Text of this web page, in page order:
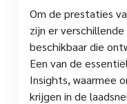
Om de prestaties
zijn er
beschikbaar die
Een van de
Insights, waarmee
krijgen in de